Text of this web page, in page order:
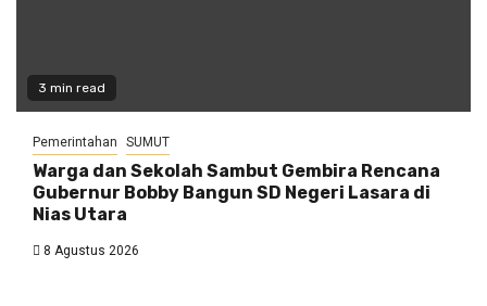
3 min read
Pemerintahan SUMUT
Warga dan Sekolah Sambut Gembira Rencana
Gubernur Bobby Bangun SD Negeri Lasara di
Nias Utara
8 Agustus 2026